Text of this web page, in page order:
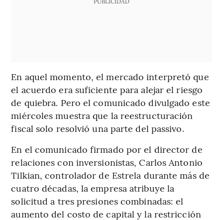
En aquel momento, el mercado interpretó que
el acuerdo era suficiente para alejar el riesgo
de quiebra. Pero el comunicado divulgado este
miércoles muestra que la reestructuración
fiscal solo resolvió una parte del passivo.
En el comunicado firmado por el director de
relaciones con inversionistas, Carlos Antonio
Tilkian, controlador de Estrela durante más de
cuatro décadas, la empresa atribuye la
solicitud a tres presiones combinadas: el
aumento del costo de capital y la restricción